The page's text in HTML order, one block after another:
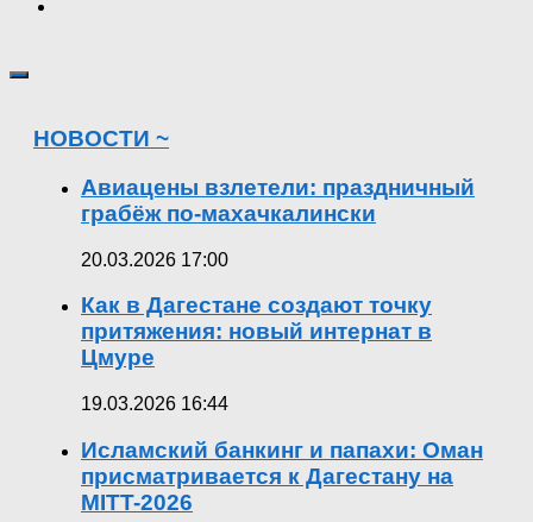
НОВОСТИ ~
Авиацены взлетели: праздничный
грабёж по-махачкалински
20.03.2026 17:00
Как в Дагестане создают точку
притяжения: новый интернат в
Цмуре
19.03.2026 16:44
Исламский банкинг и папахи: Оман
присматривается к Дагестану на
MITT-2026